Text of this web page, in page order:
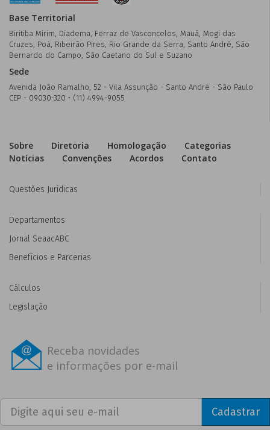
Base Territorial
Biritiba Mirim, Diadema, Ferraz de Vasconcelos, Mauá, Mogi das
Cruzes, Poá, Ribeirão Pires, Rio Grande da Serra, Santo André, São
Bernardo do Campo, São Caetano do Sul e Suzano
Sede
Avenida João Ramalho, 52 - Vila Assunção - Santo André - São Paulo
CEP - 09030-320 • (11) 4994-9055
Sobre Diretoria Homologação
Categorias
Notícias
Convenções Acordos Contato
Questões Jurídicas
Departamentos
Jornal SeaacABC
Benefícios e Parcerias
Cálculos
Legislação
Receba novidades
e informações por e-mail
Cadastrar